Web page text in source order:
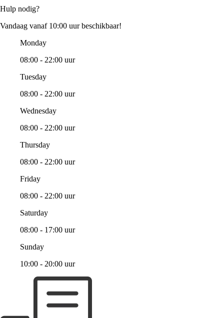
Hulp nodig?
Vandaag vanaf 10:00 uur beschikbaar!
Monday
08:00 - 22:00 uur
Tuesday
08:00 - 22:00 uur
Wednesday
08:00 - 22:00 uur
Thursday
08:00 - 22:00 uur
Friday
08:00 - 22:00 uur
Saturday
08:00 - 17:00 uur
Sunday
10:00 - 20:00 uur